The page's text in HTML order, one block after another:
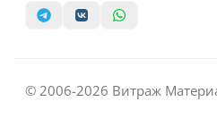
© 2006-2026 Витраж